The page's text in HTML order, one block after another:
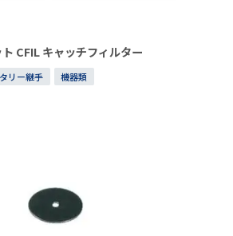
CFIL キャッチフィルター
リー継手 機器類